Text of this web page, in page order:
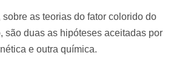
sobre as teorias do fator colorido do
são duas as hipóteses aceitadas por
e outra química.